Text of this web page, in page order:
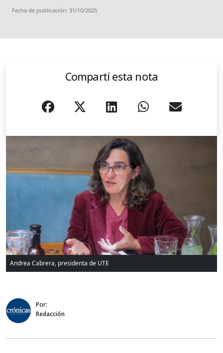
Fecha de publicación: 31/10/2025
Compartí esta nota
Andrea Cabrera, presidenta de UTE
Por:
Redacción